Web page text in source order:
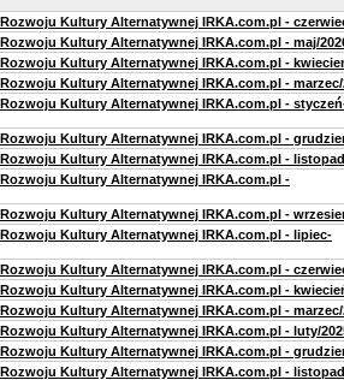
Kultury Alternatywnej IRKA.com.pl -
Kultury Alternatywnej IRKA.com.pl - maj/
Kultury Alternatywnej IRKA.com.pl -
Kultury Alternatywnej IRKA.com.pl - marzec/
Kultury Alternatywnej IRKA.com.pl -
Kultury Alternatywnej IRKA.com.pl -
Kultury Alternatywnej IRKA.com.pl -
Kultury Alternatywnej IRKA.com.pl -
Kultury Alternatywnej IRKA.com.pl -
Kultury Alternatywnej IRKA.com.pl - lipiec-
Kultury Alternatywnej IRKA.com.pl -
Kultury Alternatywnej IRKA.com.pl -
Kultury Alternatywnej IRKA.com.pl - marzec/
Kultury Alternatywnej IRKA.com.pl - luty/
Kultury Alternatywnej IRKA.com.pl -
Kultury Alternatywnej IRKA.com.pl -